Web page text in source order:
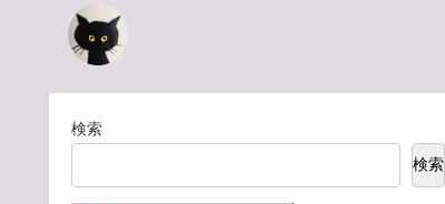
検索
検索